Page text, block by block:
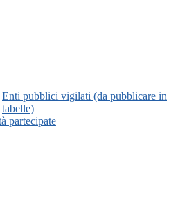
Enti pubblici vigilati (da pubblicare in
tabelle)
partecipate